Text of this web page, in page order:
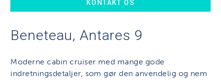
KONTAKT OS
Beneteau, Antares 9
Moderne cabin cruiser med mange gode
indretningsdetaljer, som gør den anvendelig og nem